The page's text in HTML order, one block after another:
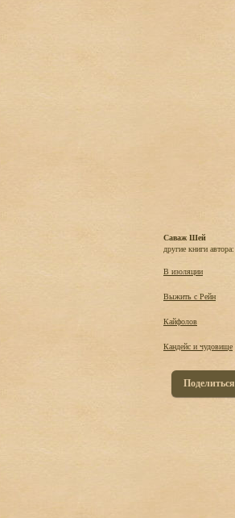
Саваж Шей
другие книги автора:
В изоляции
Выжить с Рейн
Кайфолов
Кандейс и чудовище
Поделиться